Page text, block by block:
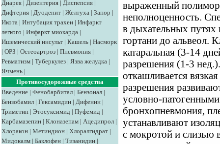
Диарея | Дизентерия | Диспепсия |
Дифтерия | Дуоденит | Желтуха | Запор |
Икота | Интубация трахеи | Инфаркт
легкого | Инфаркт миокарда |
Ишемический инсульт | Кашель | Насморк
| ОРЗ | Остеоартроз | Пневмония |
Ревматизм | Туберкулез | Язва желудка |
Ячмень |
Противосудорожные средства
Введение | Фенобарбитал | Бензонал |
Бензобамил | Гексамидин | Дифенин |
Триметин | Этосуксимид | Пуфемид |
Карбамазепин | Клоназепам | Ацедипрол |
Хлоракон | Метиндион | Хлоралгидрат |
Мидокалм | Баклофен | Тизанидин |
выраженный
неполноценность.
в дыхательных путях
гортани до альвеол.
катаральная (3-14
разрешения (1-3
откашливается
разрешения
условно-
бронхопневмония,
устанавливают
с мокротой и слизью